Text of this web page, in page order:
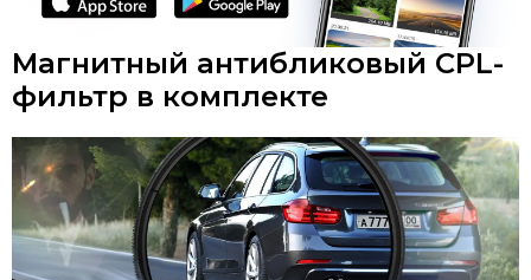
Магнитный антибликовый CPL-
фильтр в комплекте